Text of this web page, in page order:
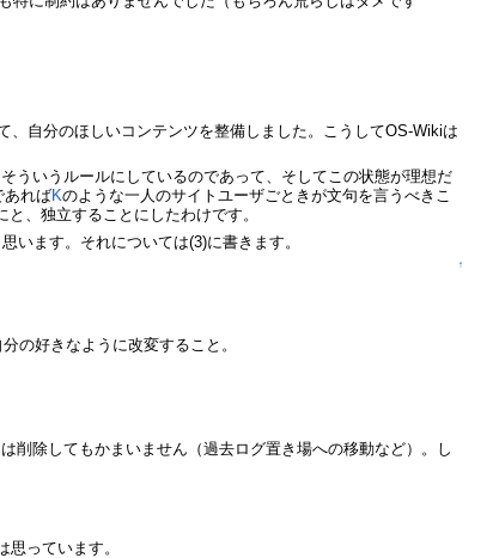
自分のほしいコンテンツを整備しました。こうしてOS-Wikiは
ういうルールにしているのであって、そしてこの状態が理想だ
あればKのような一人のサイトユーザごときが文句を言うべきこ
、独立することにしたわけです。
います。それについては(3)に書きます。
↑
の好きなように改変すること。
削除してもかまいません（過去ログ置き場への移動など）。し
思っています。